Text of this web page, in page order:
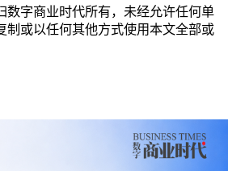
数字商业时代所有，未经允许任何单
制或以任何其他方式使用本文全部或